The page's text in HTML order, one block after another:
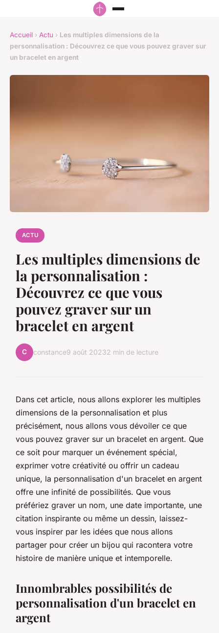
Accueil › Actu › Les multiples dimensions de la
personnalisation : Découvrez ce que vous pouvez graver sur
un bracelet en argent
ACTU
Les multiples dimensions de
la personnalisation :
Découvrez ce que vous
pouvez graver sur un
bracelet en argent
C constance9 août 20232 min de lecture
Dans cet article, nous allons explorer les multiples
dimensions de la personnalisation et plus
précisément, nous allons vous dévoiler ce que
vous pouvez graver sur un bracelet en argent. Que
ce soit pour marquer un événement spécial,
exprimer votre créativité ou offrir un cadeau
unique, la personnalisation d'un bracelet en argent
offre une infinité de possibilités. Que vous
préfériez graver un nom, une date importante, une
citation inspirante ou même un dessin, laissez-
vous inspirer par les idées que nous allons
partager pour créer un bijou qui racontera votre
histoire de manière unique et intemporelle.
Innombrables possibilités de
personnalisation d'un bracelet en
argent